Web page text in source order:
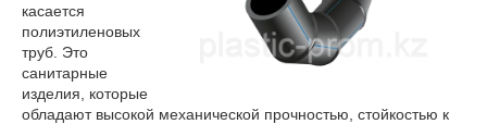
касается
полиэтиленовых
труб. Это
санитарные
изделия, которые
обладают высокой механической прочностью, стойкостью к